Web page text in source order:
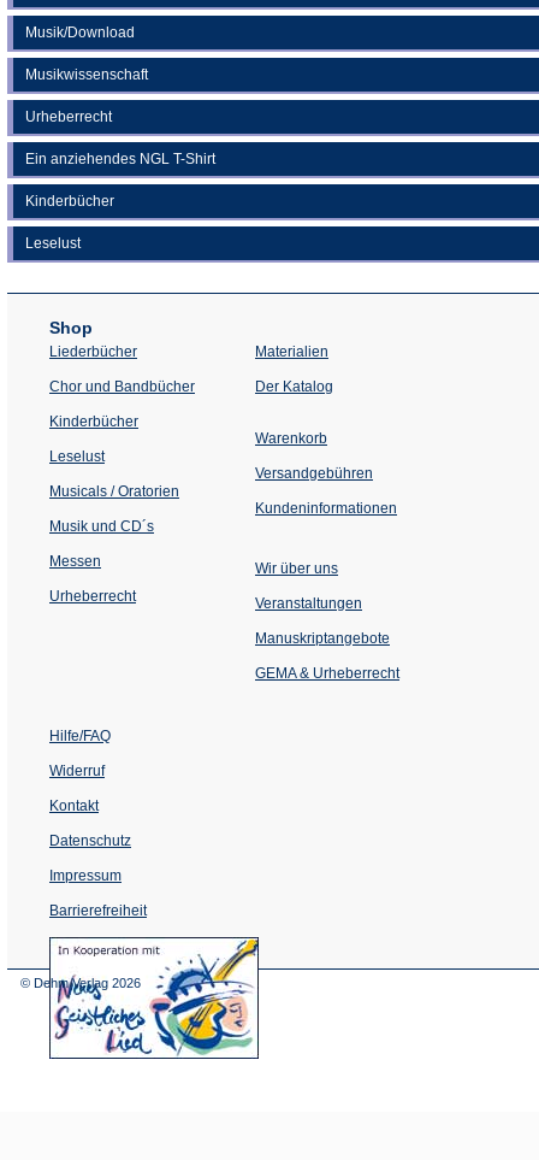
Musik/Download
Musikwissenschaft
Urheberrecht
Ein anziehendes NGL T-Shirt
Kinderbücher
Leselust
Shop
Liederbücher
Chor und Bandbücher
Kinderbücher
Leselust
Musicals / Oratorien
Musik und CD´s
Messen
Urheberrecht
Materialien
Der Katalog
Warenkorb
Versandgebühren
Kundeninformationen
Wir über uns
Veranstaltungen
einem
Tab)
Manuskriptangebote
GEMA & Urheberrecht
Hilfe/FAQ
Widerruf
Kontakt
Datenschutz
Impressum
Barrierefreiheit
(Öffnet
in
© Dehm Verlag 2026